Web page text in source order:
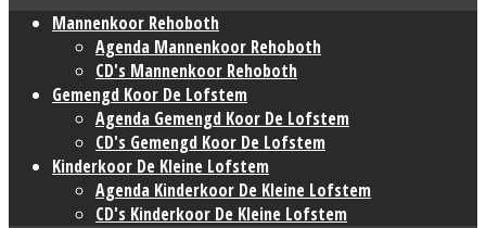
Mannenkoor Rehoboth
Agenda Mannenkoor Rehoboth
CD's Mannenkoor Rehoboth
Gemengd Koor De Lofstem
Agenda Gemengd Koor De Lofstem
CD's Gemengd Koor De Lofstem
Kinderkoor De Kleine Lofstem
Agenda Kinderkoor De Kleine Lofstem
CD's Kinderkoor De Kleine Lofstem